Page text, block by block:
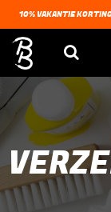
10% VAKANTIE